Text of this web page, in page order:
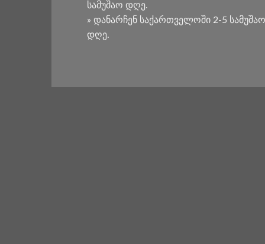
სამუშაო დღე.
» დანარჩენ საქართველოში 2-5 სამუშაო
დღე.